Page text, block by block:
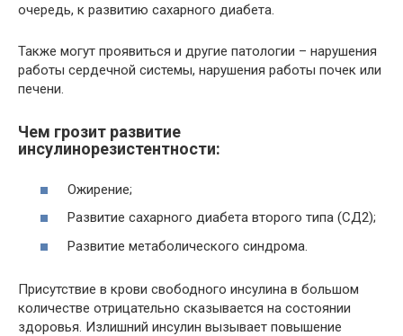
очередь, к развитию сахарного диабета.
Также могут проявиться и другие патологии – нарушения
работы сердечной системы, нарушения работы почек или
печени.
Чем грозит развитие
инсулинорезистентности:
Ожирение;
Развитие сахарного диабета второго типа (СД2);
Развитие метаболического синдрома.
Присутствие в крови свободного инсулина в большом
количестве отрицательно сказывается на состоянии
здоровья. Излишний инсулин вызывает повышение